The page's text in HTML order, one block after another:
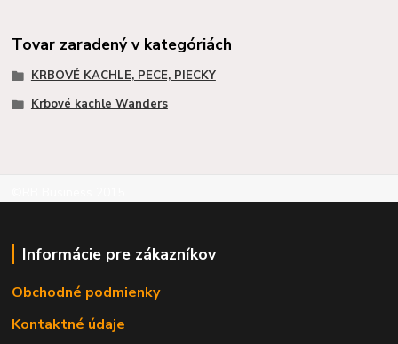
Tovar zaradený v kategóriách
KRBOVÉ KACHLE, PECE, PIECKY
Krbové kachle Wanders
Informácie pre zákazníkov
Obchodné podmienky
Kontaktné údaje